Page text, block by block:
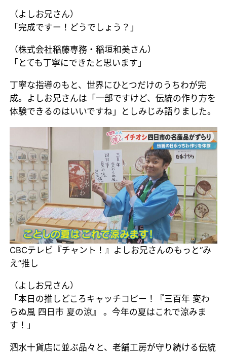
（よしお兄さん）
「完成ですー！どうでしょう？」
（株式会社稲藤専務・稲垣和美さん）
「とても丁寧にできたと思います」
丁寧な指導のもと、世界にひとつだけのうちわが完
成。よしお兄さんは「一部ですけど、伝統の作り方を
体験できるのはいいですね」としみじみ語りました。
CBCテレビ『チャント！』よしお兄さんのもっと“み
え”推し
（よしお兄さん）
「本日の推しどころキャッチコピー！『三百年 変わ
らぬ風 四日市 夏の涼』 。今年の夏はこれで涼みま
す！」
泗水十貨店に並ぶ品々と、老舗工房が守り続ける伝統